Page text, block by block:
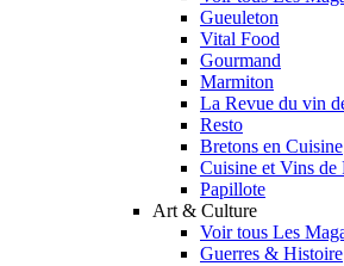
Gueuleton
Vital Food
Gourmand
Marmiton
La Revue du vin
Resto
Bretons en Cuisine
Cuisine et Vins de
Papillote
Art & Culture
Voir tous Les
Guerres & Histoire